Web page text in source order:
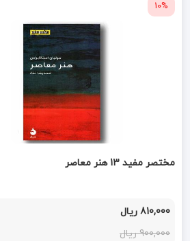
10%
مختصر مفید 13 هنر معاصر
810,000 ریال
900,000 ریال